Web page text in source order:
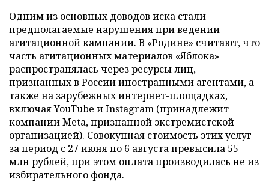
Одним из основных доводов иска стали
предполагаемые нарушения при ведении
агитационной кампании. В «Родине» считают, что
часть агитационных материалов «Яблока»
распространялась через ресурсы лиц,
признанных в России иностранными агентами, а
также на зарубежных интернет-площадках,
включая YouTube и Instagram (принадлежит
компании Meta, признанной экстремистской
организацией). Совокупная стоимость этих услуг
за период с 27 июня по 6 августа превысила 55
млн рублей, при этом оплата производилась не из
избирательного фонда.